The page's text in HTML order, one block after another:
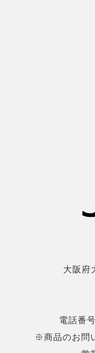
大阪府
電話番
※商品のお問